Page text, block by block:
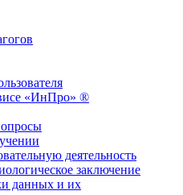
«ИнПро» ®
деятельность
заключение
данных и их